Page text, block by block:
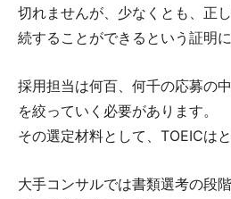
切れませんが、少なくとも、正
続することができるという証明に
採用担当は何百、何千の応募の
を絞っていく必要があります。
その選定材料として、TOEICは
大手コンサルでは書類選考の段